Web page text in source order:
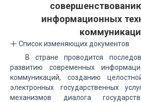
информационных
Список изменяющих документов
В стране проводится
развитию современных
коммуникаций, созданию
электронных государственных
механизмов диалога